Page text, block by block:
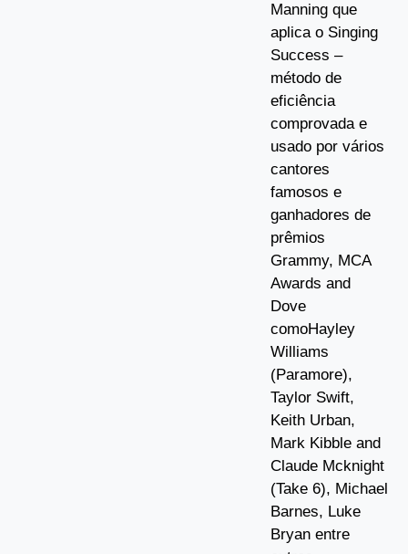
Manning que
aplica o Singing
Success –
método de
eficiência
comprovada e
usado por vários
cantores
famosos e
ganhadores de
prêmios
Grammy, MCA
Awards and
Dove
comoHayley
Williams
(Paramore),
Taylor Swift,
Keith Urban,
Mark Kibble and
Claude Mcknight
(Take 6), Michael
Barnes, Luke
Bryan entre